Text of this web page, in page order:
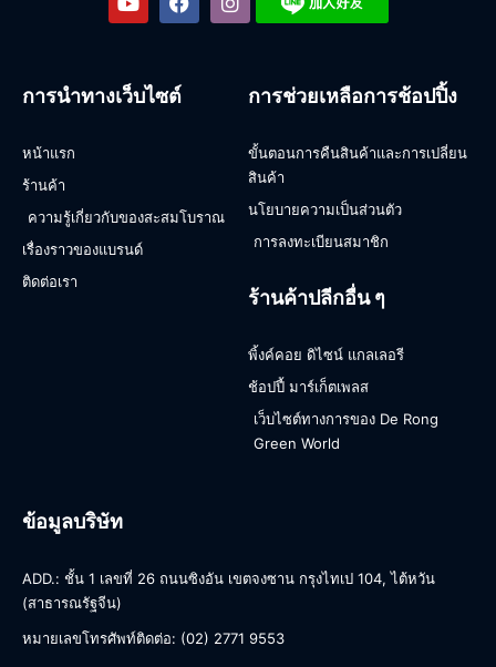
การนำทางเว็บไซต์
หน้าแรก
ร้านค้า
ความรู้เกี่ยวกับของสะสมโบราณ
เรื่องราวของแบรนด์
ติดต่อเรา
การช่วยเหลือการช้อปปิ้ง
ขั้นตอนการคืนสินค้าและการเปลี่ยน
สินค้า
นโยบายความเป็นส่วนตัว
การลงทะเบียนสมาชิก
ร้านค้าปลีกอื่น ๆ
พิ้งค์คอย ดิไซน์ แกลเลอรี
ช้อปปี้ มาร์เก็ตเพลส
เว็บไซต์ทางการของ De Rong
Green World
ข้อมูลบริษัท
ADD.: ชั้น 1 เลขที่ 26 ถนนซิงอัน เขตจงซาน กรุงไทเป 104, ไต้หวัน
(สาธารณรัฐจีน)
หมายเลขโทรศัพท์ติดต่อ: (02) 2771 9553